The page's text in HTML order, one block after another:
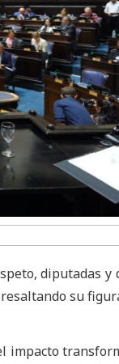
diputadas
su
impacto